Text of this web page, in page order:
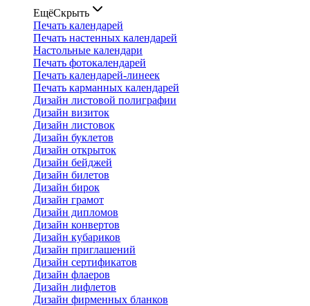
ЕщёСкрыть
Печать календарей
Печать настенных календарей
Настольные календари
Печать фотокалендарей
Печать календарей-линеек
Печать карманных календарей
Дизайн листовой полиграфии
Дизайн визиток
Дизайн листовок
Дизайн буклетов
Дизайн открыток
Дизайн бейджей
Дизайн билетов
Дизайн бирок
Дизайн грамот
Дизайн дипломов
Дизайн конвертов
Дизайн кубариков
Дизайн приглашений
Дизайн сертификатов
Дизайн флаеров
Дизайн лифлетов
Дизайн фирменных бланков